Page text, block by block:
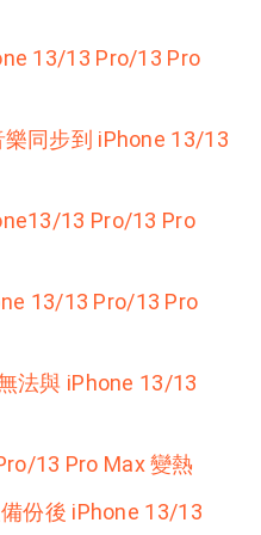
13/13 Pro/13 Pro
同步到 iPhone 13/13
13 Pro/13 Pro
13/13 Pro/13 Pro
法與 iPhone 13/13
13 Pro Max 變熱
份後 iPhone 13/13